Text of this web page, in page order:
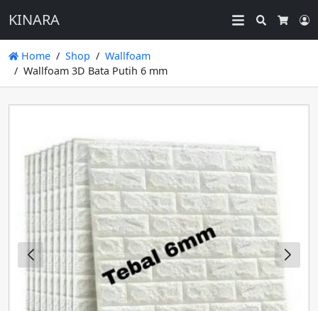
KINARA
Search
Home Shop
Wallfoam
Wallfoam 3D Bata Putih 6 mm